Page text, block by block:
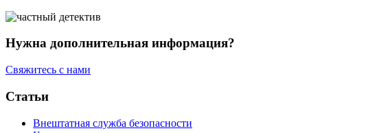
Нужна дополнительная информация?
Свяжитесь с нами
Статьи
Внештатная служба безопасности